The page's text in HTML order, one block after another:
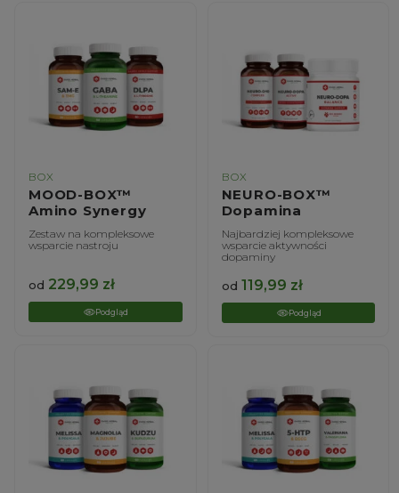
BOX
MOOD-BOX™
Amino Synergy
Zestaw na kompleksowe
wsparcie nastroju
od 229,99 zł
Podgląd
BOX
NEURO-BOX™
Dopamina
Najbardziej kompleksowe
wsparcie aktywności
dopaminy
od 119,99 zł
Podgląd